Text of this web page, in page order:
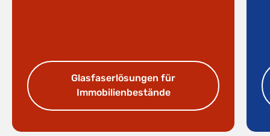
Glasfaserlösungen für
Immobilienbestände